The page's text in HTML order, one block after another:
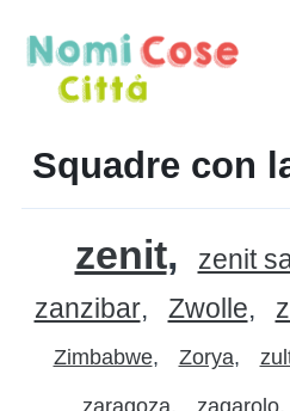
Squadre con
zenit
zenit
zanzibar
Zwolle
Zimbabwe Zorya
zaragoza zagarolo